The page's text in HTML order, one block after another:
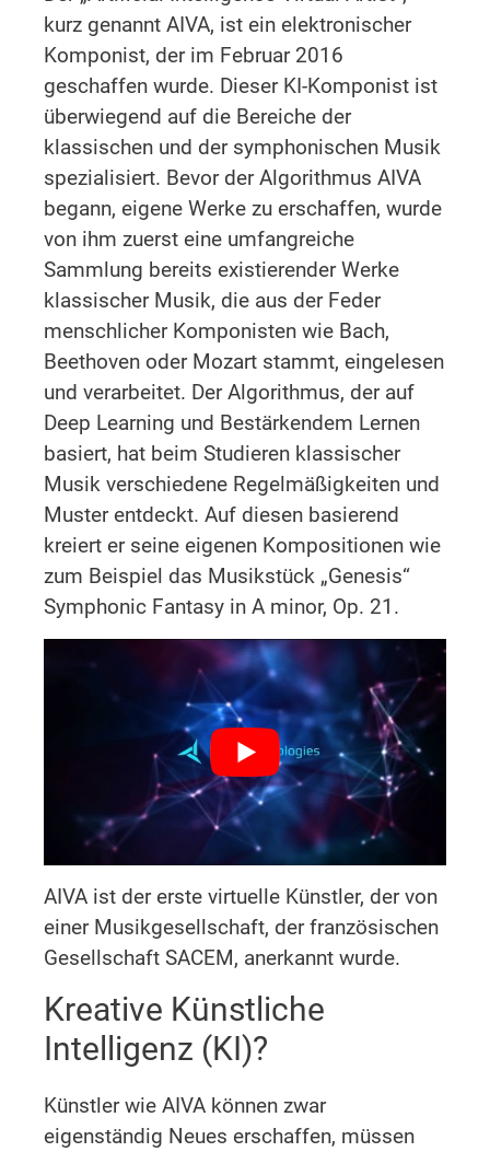
kurz genannt AIVA, ist ein elektronischer
Komponist, der im Februar 2016
geschaffen wurde. Dieser KI-Komponist ist
überwiegend auf die Bereiche der
klassischen und der symphonischen Musik
spezialisiert. Bevor der Algorithmus AIVA
begann, eigene Werke zu erschaffen, wurde
von ihm zuerst eine umfangreiche
Sammlung bereits existierender Werke
klassischer Musik, die aus der Feder
menschlicher Komponisten wie Bach,
Beethoven oder Mozart stammt, eingelesen
und verarbeitet. Der Algorithmus, der auf
Deep Learning und Bestärkendem Lernen
basiert, hat beim Studieren klassischer
Musik verschiedene Regelmäßigkeiten und
Muster entdeckt. Auf diesen basierend
kreiert er seine eigenen Kompositionen wie
zum Beispiel das Musikstück „Genesis“
Symphonic Fantasy in A minor, Op. 21.
AIVA ist der erste virtuelle Künstler, der von
einer Musikgesellschaft, der französischen
Gesellschaft SACEM, anerkannt wurde.
Kreative Künstliche
Intelligenz (KI)?
Künstler wie AIVA können zwar
eigenständig Neues erschaffen, müssen